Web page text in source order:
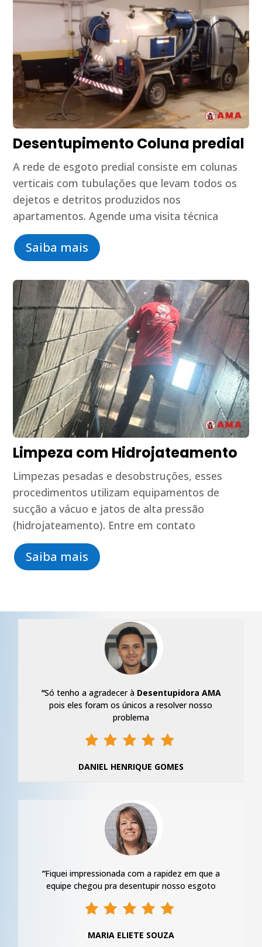
Desentupimento Coluna predial
A rede de esgoto predial consiste em colunas
verticais com tubulações que levam todos os
dejetos e detritos produzidos nos
apartamentos. Agende uma visita técnica
Saiba mais
Limpeza com Hidrojateamento
Limpezas pesadas e desobstruções, esses
procedimentos utilizam equipamentos de
sucção a vácuo e jatos de alta pressão
(hidrojateamento). Entre em contato
Saiba mais
"Só tenho a agradecer à Desentupidora AMA
pois eles foram os únicos a resolver nosso
problema
DANIEL HENRIQUE GOMES
“Fiquei impressionada com a rapidez em que a
equipe chegou pra desentupir nosso esgoto
MARIA ELIETE SOUZA